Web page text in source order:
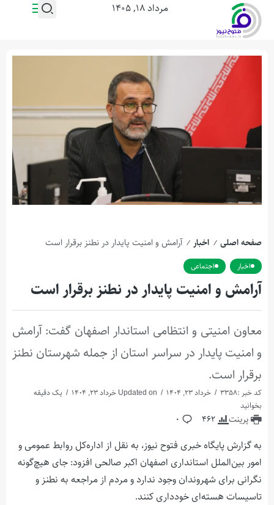
مرداد ۱۸, ۱۴۰۵
صفحه اصلی / اخبار / آرامش و امنیت پایدار در نطنز برقرار است
اخبار اجتماعی
آرامش و امنیت پایدار در نطنز برقرار است
معاون امنیتی و انتظامی استاندار اصفهان گفت: آرامش
و امنیت پایدار در سراسر استان از جمله شهرستان نطنز
برقرار است.
کد خبر :3358 خرداد 23, 1404
یک دقیقه
بخوانید
پرینت 462
0
به گزارش پایگاه خبری فتوح نیوز، به نقل از اداره‌کل روابط عمومی و
امور بین‌الملل استانداری اصفهان اکبر صالحی افزود: جای هیچ‌گونه
نگرانی برای شهروندان وجود ندارد و مردم از مراجعه به نطنز و
تاسیسات هسته‌ای خودداری کنند.